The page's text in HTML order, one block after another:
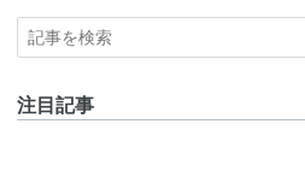
注目記事